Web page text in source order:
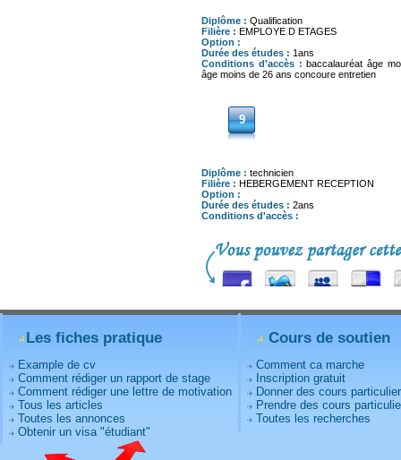
Diplôme : Qualification
Filière : EMPLOYE D ETAGES
Option :
Durée des études : 1ans
Conditions d'accès : baccalauréat âge
âge moins de 26 ans concoure entretien
9
Diplôme : technicien
Filière : HEBERGEMENT RECEPTION
Option :
Durée des études : 2ans
Conditions d'accès :
Les fiches pratique
Example de cv
Comment rédiger un rapport de stage
Comment rédiger une lettre de motivation
Tous les articles
Toutes les annonces
Obtenir un visa "étudiant"
Cours de soutien
Comment ca marche
Inscription gratuit
Donner des cours
Prendre des cours
Toutes les recherches